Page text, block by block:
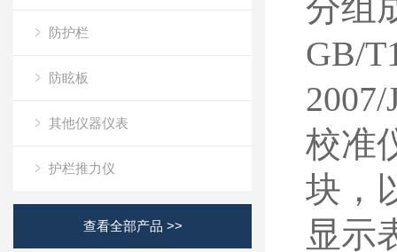
防护栏
防眩板
其他仪器仪表
护栏推力仪
查看全部产品 >>
分组
GB/
2007/
校准
块，
显示